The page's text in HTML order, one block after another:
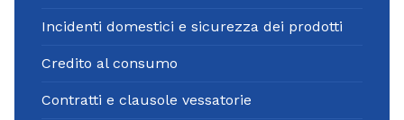
Incidenti domestici e sicurezza dei prodotti
Credito al consumo
Contratti e clausole vessatorie